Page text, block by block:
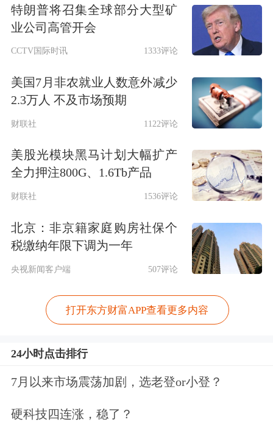
缓迹象，市场较为关注中报业绩的结构
线索。我们结合行业分析员自下而上预
测，梳理了中报业绩预览供投资者参
考：
2025年中报A股盈利同比增速可能较一
季度阶段性放缓，下半年盈利增速或好
于上半年。内需方面，二季度社零增速
较快，1-5月社零总额同比+5.0%，较1-
3月加快0.4ppt，尤其是以旧换新支持领
域内需有支撑；但房地产
的量价均出现
走弱，二季度住宅销售价格环比继续走
低，住宅销售面积累计同比降幅扩大，
地产板块业绩或继续对全市场业绩造成
影响。2Q25价格数据持续承压，4、5
仍在，对中上游企业业绩形成压力。外
特朗普将召集全球部分大型矿
业公司高管开会
CCTV国际时讯 1333评论
美国7月非农就业人数意外减少
2.3万人 不及市场预期
财联社 1122评论
美股光模块黑马计划大幅扩产
全力押注800G、1.6Tb产品
财联社 1536评论
北京：非京籍家庭购房社保个
税缴纳年限下调为一年
央视新闻客户端 507评论
打开东方财富APP查看更多内容
24小时点击排行
7月以来市场震荡加剧，选老登or小登？
硬科技四连涨，稳了？